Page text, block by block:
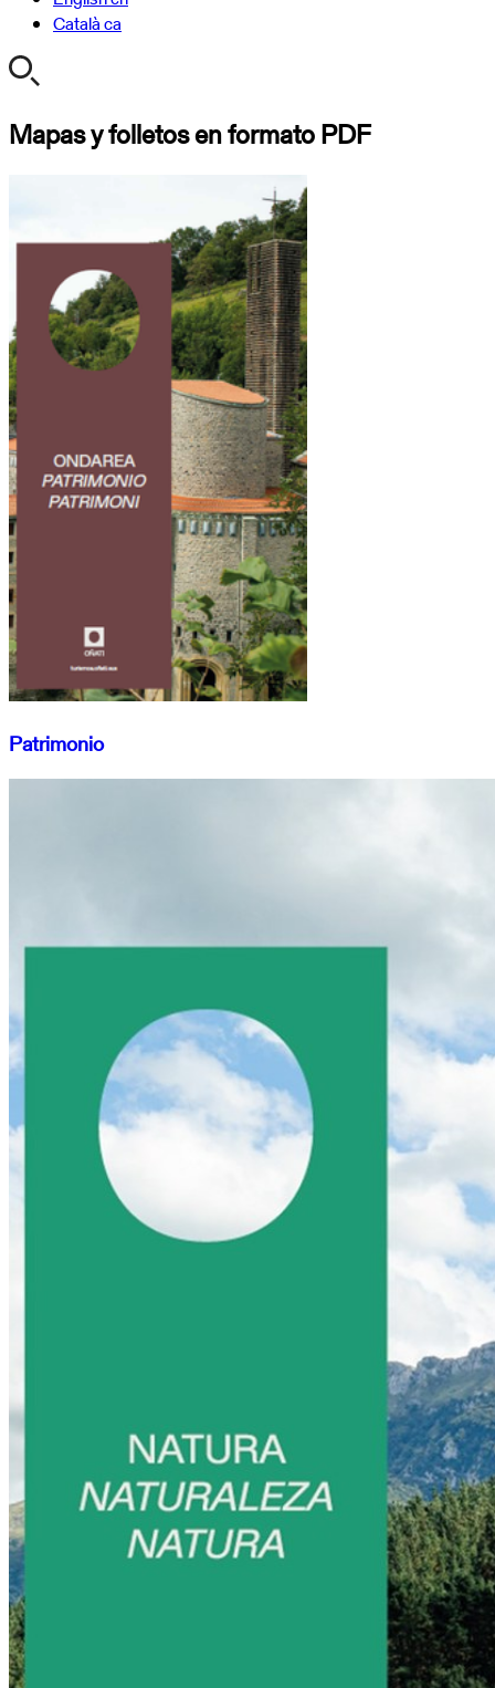
Catalàca
Mapas y folletos en formato PDF
Patrimonio